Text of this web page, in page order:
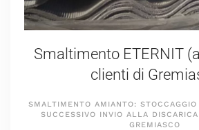
Smaltimento ETERNIT
clienti di
SMALTIMENTO AMIANTO: STOCCAGGIO
SUCCESSIVO INVIO ALLA
GREMIASCO